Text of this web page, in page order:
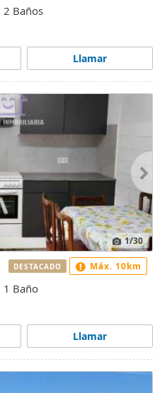
2 Baños
Llamar
1/30
1 Baño
Llamar
DESTACADO Máx. 10km